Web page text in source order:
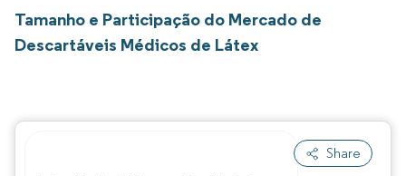
Tamanho e Participação do Mercado de
Descartáveis Médicos de Látex
Share